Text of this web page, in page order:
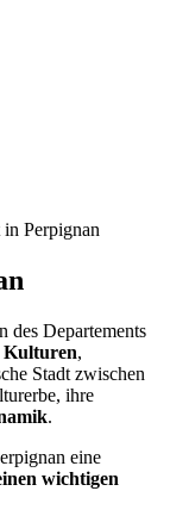
Perpignan
des Departements
Kulturen,
Stadt zwischen
ihre
.
eine
wichtigen